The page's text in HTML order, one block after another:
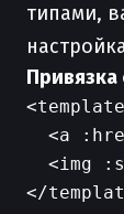
типами,
<a
<img
</